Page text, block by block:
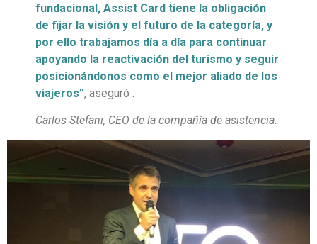
fundacional, Assist Card tiene la obligación
de fijar la visión y el futuro de la categoría, y
por ello trabajamos día a día para continuar
apoyando la reactivación del turismo y seguir
posicionándonos como el mejor aliado de los
viajeros”, aseguró .
Carlos Stefani, CEO de la compañía de asistencia.